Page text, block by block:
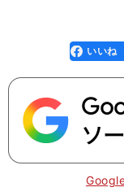
faceboo
k
いいね